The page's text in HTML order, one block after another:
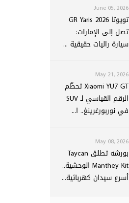
June 05, 2026
تويوتا GR Yaris 2026
تصل إلى الإمارات:
سيارة راليات حقيقية ...
May 21, 2026
Xiaomi YU7 GT تحطّم
الرقم القياسي لـ SUV
في نوربورغرينغ.. ا...
May 08, 2026
بورشه تطلق Taycan
Manthey Kit الوحشية..
أسرع سيدان كهربائية...